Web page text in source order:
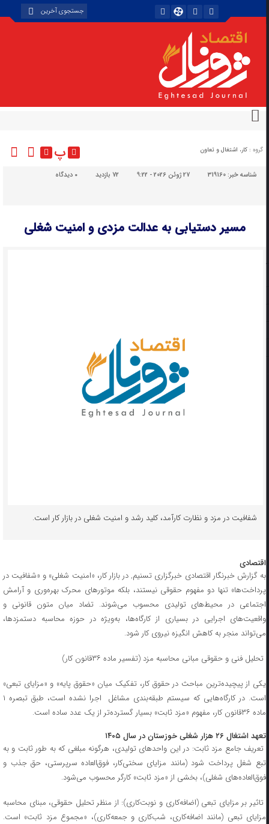
گروه : کار، اشتغال و تعاون پ
شناسه خبر:319160 27 ژوئن 2026 - 9:22 72 بازدید دیدگاه
مسیر دستیابی به عدالت مزدی و امنیت شغلی
شفافیت در مزد و نظارت کارآمد، کلید رشد و امنیت شغلی در بازار کار است.
اقتصادی
به گزارش خبرنگار اقتصادی خبرگزاری تسنیم, در بازار کار، «امنیت شغلی» و «شفافیت در
پرداخت‌ها» تنها دو مفهوم حقوقی نیستند، بلکه موتورهای محرک بهره‌وری و آرامش
اجتماعی در محیط‌های تولیدی محسوب می‌شوند. تضاد میان متون قانونی و
واقعیت‌های اجرایی در بسیاری از کارگاه‌ها، به‌ویژه در حوزه محاسبه دستمزدها،
می‌تواند منجر به کاهش انگیزه نیروی کار شود.
تحلیل فنی و حقوقی مبانی محاسبه مزد (تفسیر ماده ۳۶قانون کار)
یکی از پیچیده‌ترین مباحث در حقوق کار، تفکیک میان «حقوق پایه» و «مزایای تبعی»
ماده ۳۶قانون کار، مفهوم «مزد ثابت» بسیار گسترده‌تر از یک عدد ساده است.
تعهد اشتغال ۲۶ هزار شغلی خوزستان در سال ۱۴۰۵
تعریف جامع مزد ثابت: در این واحدهای تولیدی، هرگونه مبلغی که به طور ثابت و به
تبع شغل پرداخت شود (مانند مزایای سختی‌کار، فوق‌العاده سرپرستی، حق جذب و
فوق‌العاده‌های شغلی)، بخشی از «مزد ثابت» کارگر محسوب می‌شود.
تاثیر بر مزایای تبعی (اضافه‌کاری و نوبت‌کاری): از منظر تحلیل حقوقی، مبنای محاسبه
مزایای تبعی (مانند اضافه‌کاری، شب‌کاری و جمعه‌کاری)، «مجموع مزد ثابت» است.